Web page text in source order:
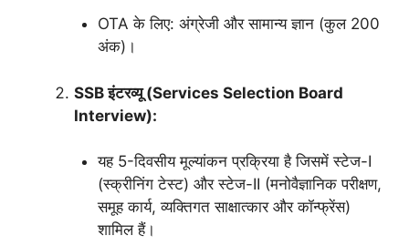
OTA के लिए: अंग्रेजी और सामान्य ज्ञान (कुल 200
अंक)।
SSB इंटरव्यू (Services Selection Board
Interview):
यह 5-दिवसीय मूल्यांकन प्रक्रिया है जिसमें स्टेज-I
(स्क्रीनिंग टेस्ट) और स्टेज-II (मनोवैज्ञानिक परीक्षण,
समूह कार्य, व्यक्तिगत साक्षात्कार और कॉन्फ्रेंस)
शामिल हैं।